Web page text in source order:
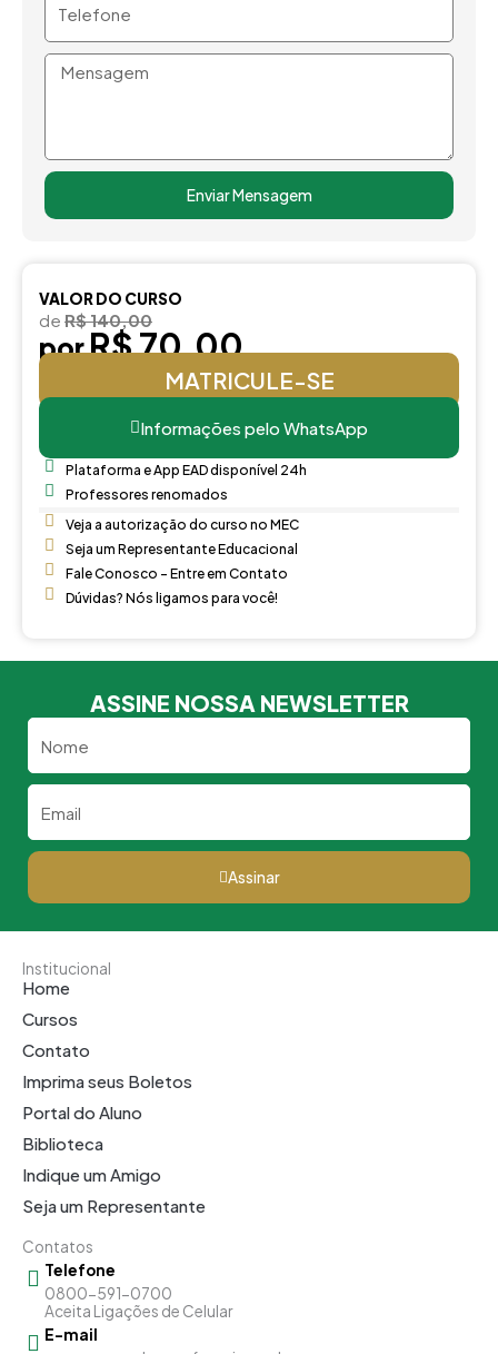
Mensagem
Enviar Mensagem
VALOR DO CURSO
de R$ 140,00
porR$ 70,00
MATRICULE-SE
Informações pelo WhatsApp
Plataforma e App EAD disponível 24h
Professores renomados
Veja a autorização do curso no MEC
Seja um Representante Educacional
Fale Conosco - Entre em Contato
Dúvidas? Nós ligamos para você!
ASSINE NOSSA NEWSLETTER
Assinar
Institucional
Home
Cursos
Contato
Imprima seus Boletos
Portal do Aluno
Biblioteca
Indique um Amigo
Seja um Representante
Contatos
Telefone
0800-591-0700
Aceita Ligações de Celular
E-mail